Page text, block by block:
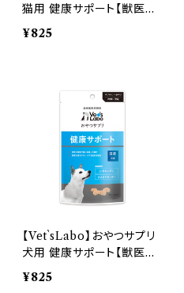
猫用 健康サポート【獣医師
開発】
¥825
【Vet`sLabo】おやつサプリ
犬用 健康サポート【獣医師
開発】
¥825